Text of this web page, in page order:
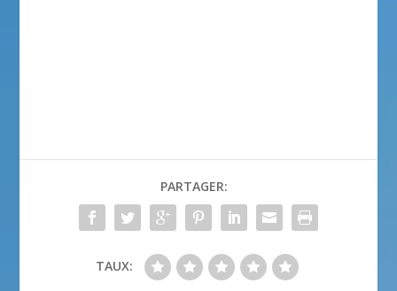
PARTAGER:
TAUX: